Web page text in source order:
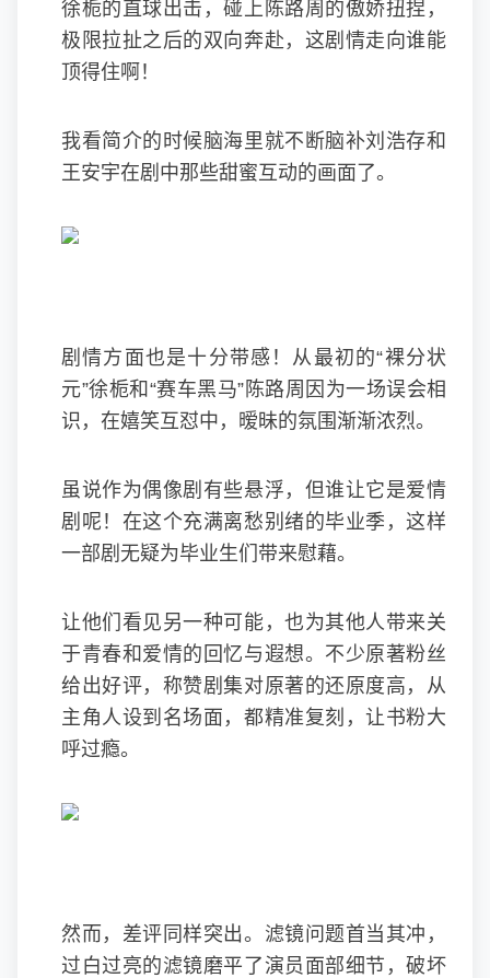
徐栀的直球出击，碰上陈路周的傲娇扭捏，
极限拉扯之后的双向奔赴，这剧情走向谁能
顶得住啊！
我看简介的时候脑海里就不断脑补刘浩存和
王安宇在剧中那些甜蜜互动的画面了。
剧情方面也是十分带感！从最初的“裸分状
元”徐栀和“赛车黑马”陈路周因为一场误会相
识，在嬉笑互怼中，暧昧的氛围渐渐浓烈。
虽说作为偶像剧有些悬浮，但谁让它是爱情
剧呢！在这个充满离愁别绪的毕业季，这样
一部剧无疑为毕业生们带来慰藉。
让他们看见另一种可能，也为其他人带来关
于青春和爱情的回忆与遐想。不少原著粉丝
给出好评，称赞剧集对原著的还原度高，从
主角人设到名场面，都精准复刻，让书粉大
呼过瘾。
然而，差评同样突出。滤镜问题首当其冲，
过白过亮的滤镜磨平了演员面部细节，破坏